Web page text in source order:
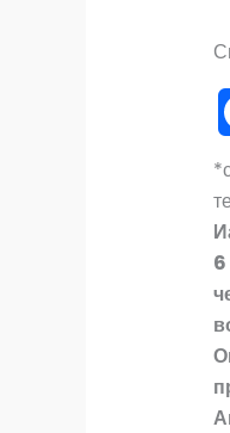
F
a
c
e
b
o